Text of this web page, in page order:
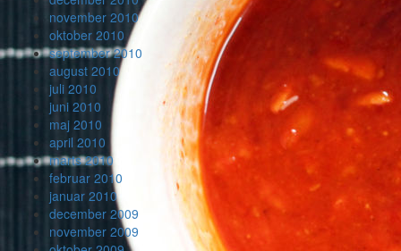
november 2010
oktober 2010
september 2010
august 2010
juli 2010
juni 2010
maj 2010
april 2010
marts 2010
februar 2010
januar 2010
december 2009
november 2009